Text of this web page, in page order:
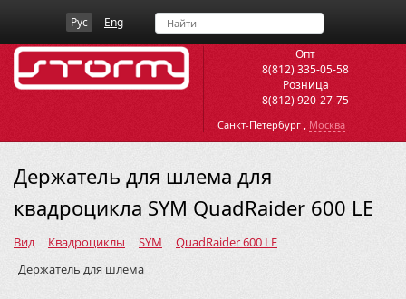
Рус Eng
Опт
8(812) 335-05-58
Розница
8(812) 920-27-75
Санкт-Петербург , Москва
Держатель для шлема для
квадроцикла SYM QuadRaider 600 LE
Вид Квадроциклы SYM
QuadRaider 600 LE
Держатель для шлема